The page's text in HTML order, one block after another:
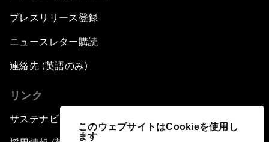
このウェブサイトはCookieを使用し
ます
プレスリリース登録
ニュースレター購読
連絡先 (英語のみ)
リンク
サステナビリティへの取り組み